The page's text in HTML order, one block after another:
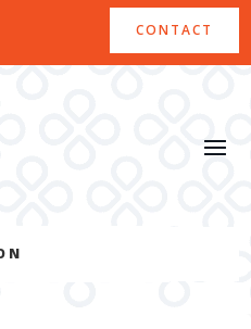
CONTACT